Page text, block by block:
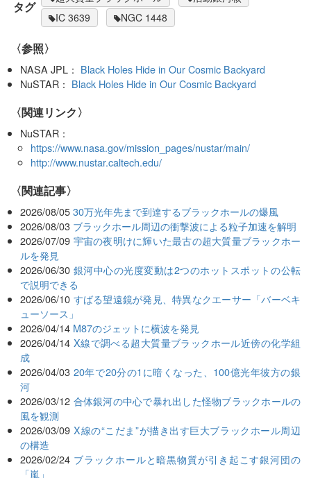
タグ
IC 3639
NGC 1448
〈参照〉
NASA JPL： Black Holes Hide in Our Cosmic Backyard
NuSTAR： Black Holes Hide in Our Cosmic Backyard
〈関連リンク〉
NuSTAR：
https://www.nasa.gov/mission_pages/nustar/main/
http://www.nustar.caltech.edu/
関連記事
2026/08/05 30万光年先まで到達するブラックホールの爆風
2026/08/03 ブラックホール周辺の衝撃波による粒子加速を解明
2026/07/09 宇宙の夜明けに輝いた最古の超大質量ブラックホー
ルを発見
2026/06/30 銀河中心の光度変動は2つのホットスポットの公転
で説明できる
2026/06/10 すばる望遠鏡が発見、特異なクエーサー「バーベキ
ューソース」
2026/04/14 M87のジェットに横波を発見
2026/04/14 X線で調べる超大質量ブラックホール近傍の化学組
成
2026/04/03 20年で20分の1に暗くなった、100億光年彼方の銀
河
2026/03/12 合体銀河の中心で暴れ出した怪物ブラックホールの
風を観測
2026/03/09 X線の“こだま”が描き出す巨大ブラックホール周辺
の構造
2026/02/24 ブラックホールと暗黒物質が引き起こす銀河団の
「嵐」